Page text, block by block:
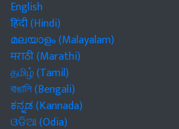
English
हिंदी (Hindi)
മലയാളം (Malayalam)
मराठी (Marathi)
தமிழ் (Tamil)
বাঙালি (Bengali)
ಕನ್ನಡ (Kannada)
ଓଡିଆ (Odia)